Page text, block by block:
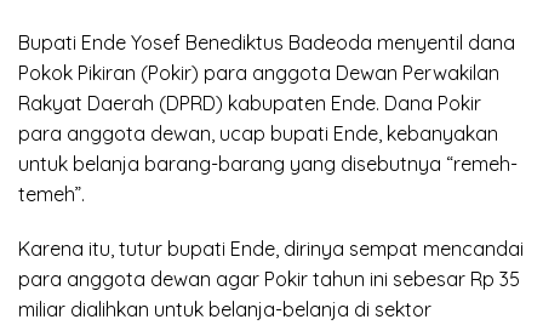
Bupati Ende Yosef Benediktus Badeoda menyentil dana
Pokok Pikiran (Pokir) para anggota Dewan Perwakilan
Rakyat Daerah (DPRD) kabupaten Ende. Dana Pokir
para anggota dewan, ucap bupati Ende, kebanyakan
untuk belanja barang-barang yang disebutnya “remeh-
temeh”.
Karena itu, tutur bupati Ende, dirinya sempat mencandai
para anggota dewan agar Pokir tahun ini sebesar Rp 35
miliar dialihkan untuk belanja-belanja di sektor